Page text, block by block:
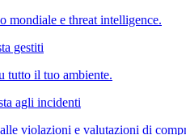
mondiale e threat intelligence.
gestiti
tutto il tuo ambiente.
agli incidenti
violazioni e valutazioni di